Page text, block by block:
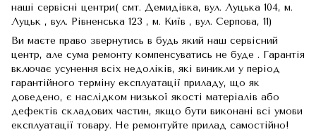
наші сервісні центри( смт. Демидівка, вул. Луцька 104, м.
Луцьк , вул. Рівненська 123 , м. Київ , вул. Серпова, 11)
Ви маєте право звернутись в будь який наш сервісний
центр, але сума ремонту компенсуватись не буде . Гарантія
включає усунення всіх недоліків, які виникли у період
гарантійного терміну експлуатації приладу, що як
доведено, є наслідком низької якості матеріалів або
дефектів складових частин, якщо бути виконані всі умови
експлуатації товару. Не ремонтуйте прилад самостійно!